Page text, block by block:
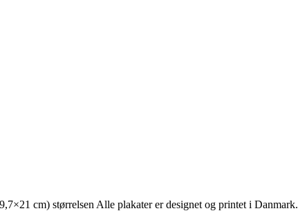
cm) størrelsen Alle plakater er designet og printet i Danmark.